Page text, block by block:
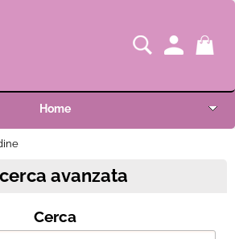
CANE
Marca
Colore
Home
OUTLET
avanzata
Cerca